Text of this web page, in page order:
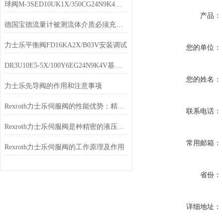
球阀M-3SED10UK1X/350CG24N9K4天津供货
德国宝德流量计​被测流体介质必须充满管道
力士乐平衡阀FD16KA2X/B03V安装调试
DR3U10E5-5X/100Y6EG24N9K4V基础结构原理解析
力士乐先导阀的作用和注意事项
Rexroth力士乐伺服阀的性能优势：精度、可靠性与适应性
Rexroth力士乐伺服阀是种精密的液压控制元件
Rexroth力士乐伺服阀的工作原理及作用
产品：
您的单位：
您的姓名：
联系电话：
常用邮箱：
省份：
详细地址：